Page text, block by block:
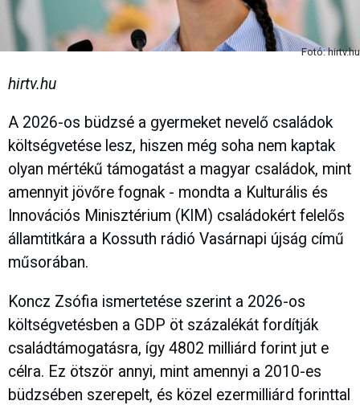
Fotó: hirtv.hu
hirtv.hu
A 2026-os büdzsé a gyermeket nevelő családok
költségvetése lesz, hiszen még soha nem kaptak
olyan mértékű támogatást a magyar családok, mint
amennyit jövőre fognak - mondta a Kulturális és
Innovációs Minisztérium (KIM) családokért felelős
államtitkára a Kossuth rádió Vasárnapi újság című
műsorában.
Koncz Zsófia ismertetése szerint a 2026-os
költségvetésben a GDP öt százalékát fordítják
családtámogatásra, így 4802 milliárd forint jut e
célra. Ez ötször annyi, mint amennyi a 2010-es
büdzsében szerepelt, és közel ezermilliárd forinttal